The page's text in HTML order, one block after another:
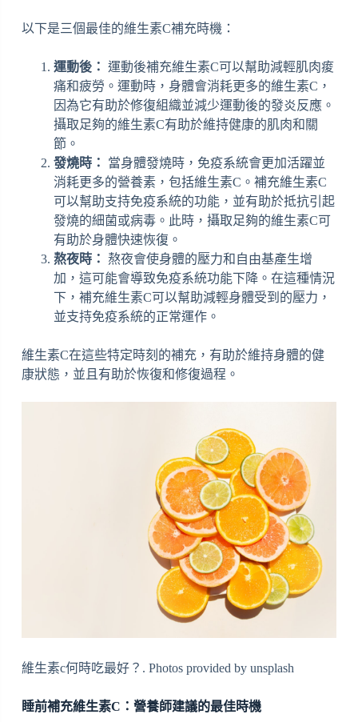
以下是三個最佳的維生素C補充時機：
運動後： 運動後補充維生素C可以幫助減輕肌肉痠
痛和疲勞。運動時，身體會消耗更多的維生素C，
因為它有助於修復組織並減少運動後的發炎反應。
攝取足夠的維生素C有助於維持健康的肌肉和關
節。
發燒時：
當身體發燒時，免疫系統會更加活躍並
消耗更多的營養素，包括維生素C。補充維生素C
可以幫助支持免疫系統的功能，並有助於抵抗引起
發燒的細菌或病毒。此時，攝取足夠的維生素C可
有助於身體快速恢復。
熬夜時： 熬夜會使身體的壓力和自由基產生增
加，這可能會導致免疫系統功能下降。在這種情況
下，補充維生素C可以幫助減輕身體受到的壓力，
並支持免疫系統的正常運作。
維生素C在這些特定時刻的補充，有助於維持身體的健
康狀態，並且有助於恢復和修復過程。
維生素c何時吃最好？. Photos provided by unsplash
睡前補充維生素C：營養師建議的最佳時機